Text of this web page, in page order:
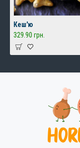
Кеш'ю
329.90 грн.